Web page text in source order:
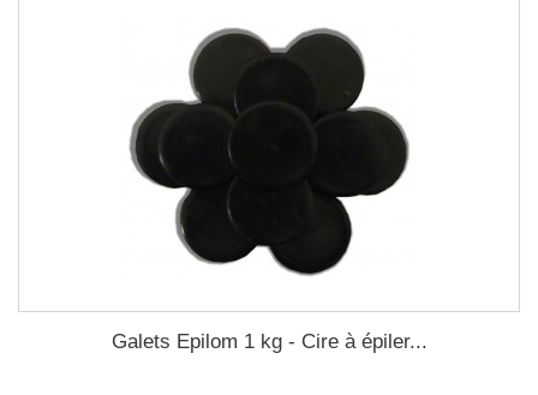
Galets Epilom 1 kg - Cire à épiler...